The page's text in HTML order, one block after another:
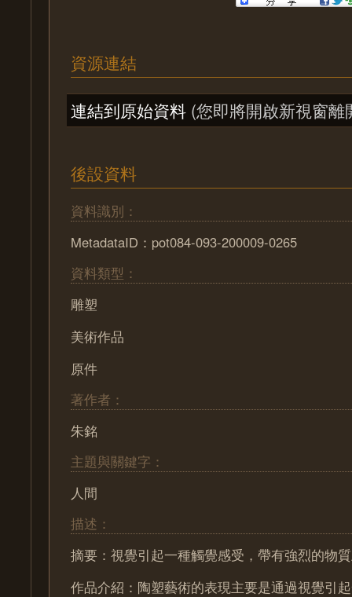
資源連結
連結到原始資料 (您即將開啟新視窗離
後設資料
資料識別：
MetadataID：pot084-093-200009-0265
資料類型：
雕塑
美術作品
原件
著作者：
朱銘
主題與關鍵字：
人間
描述：
摘要：視覺引起一種觸覺感受，帶有強烈的物
作品介紹：陶塑藝術的表現主要是通過視覺引